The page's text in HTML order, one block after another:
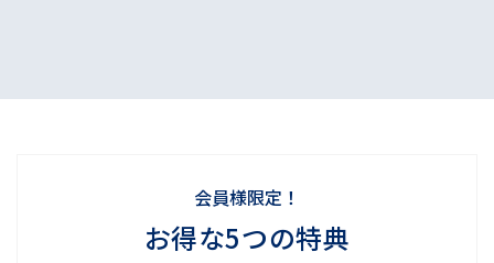
会員様限定！
お得な5つの特典